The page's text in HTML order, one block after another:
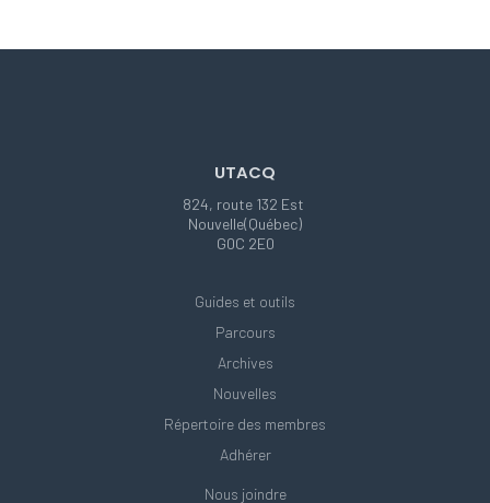
UTACQ
824, route 132 Est
Nouvelle(Québec)
G0C 2E0
Guides et outils
Parcours
Archives
Nouvelles
Répertoire des membres
Adhérer
Nous joindre